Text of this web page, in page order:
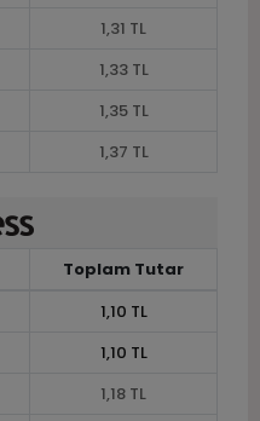
1,31 TL
1,33 TL
1,35 TL
1,37 TL
Toplam Tutar
1,10 TL
1,10 TL
1,18 TL